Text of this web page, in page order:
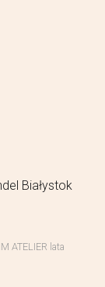
Białystok
ATELIER lata